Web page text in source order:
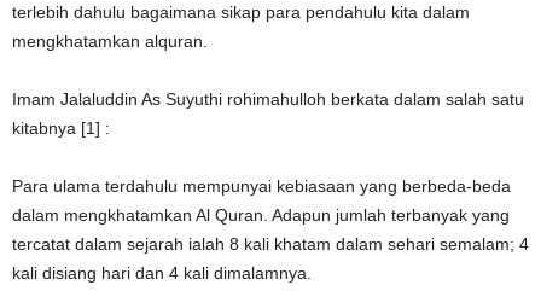
terlebih dahulu bagaimana sikap para pendahulu kita dalam
mengkhatamkan alquran.
Imam Jalaluddin As Suyuthi rohimahulloh berkata dalam salah satu
kitabnya [1] :
Para ulama terdahulu mempunyai kebiasaan yang berbeda-beda
dalam mengkhatamkan Al Quran. Adapun jumlah terbanyak yang
tercatat dalam sejarah ialah 8 kali khatam dalam sehari semalam; 4
kali disiang hari dan 4 kali dimalamnya.